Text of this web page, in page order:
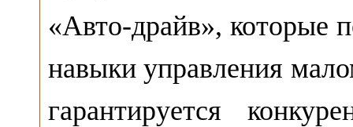
«Авто-драйв», которые
навыки управления
гарантируется